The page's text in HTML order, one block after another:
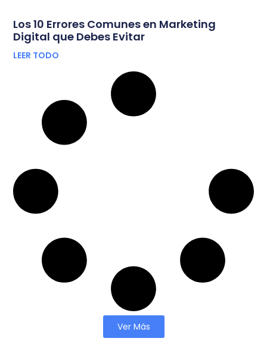
Los 10 Errores Comunes en Marketing
Digital que Debes Evitar
LEER TODO
Ver Más